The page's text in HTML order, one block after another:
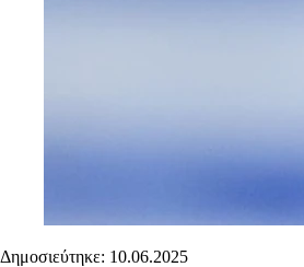
Δημοσιεύτηκε: 10.06.2025